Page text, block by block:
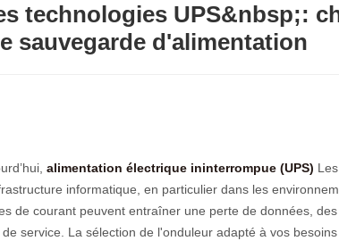
technologies UPS&nbsp;:
sauvegarde d'alimentation
alimentation électrique ininterrompue (UPS)
informatique, en particulier dans les
de courant peuvent entraîner une perte de données,
service. La sélection de l'onduleur adapté à vos